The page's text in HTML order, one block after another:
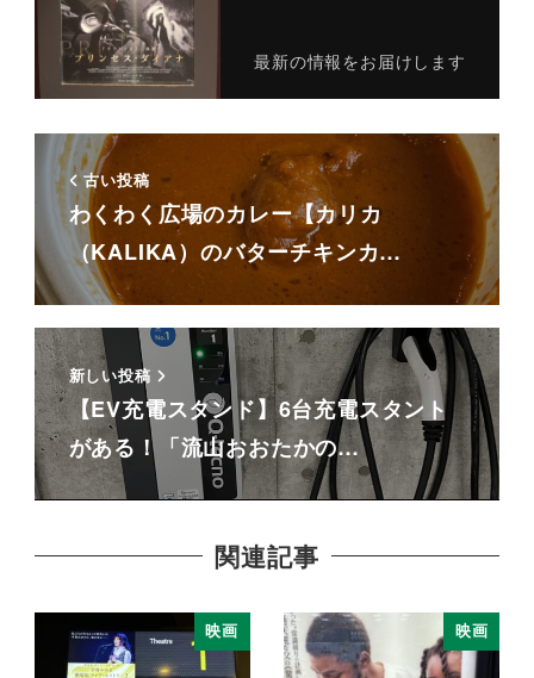
最新の情報をお届けします
古い投稿
わくわく広場のカレー【カリカ
（KALIKA）のバターチキンカ…
新しい投稿
【EV充電スタンド】6台充電スタント
がある！「流山おおたかの…
関連記事
映画 映画